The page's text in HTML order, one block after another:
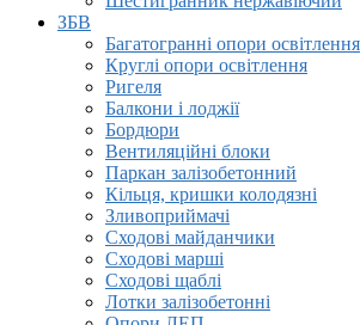
ЗБВ
Багатогранні опори освітлення
Круглі опори освітлення
Ригеля
Балкони і лоджії
Бордюри
Вентиляційні блоки
Паркан залізобетонний
Кільця, кришки колодязні
Зливоприймачі
Сходові майданчики
Сходові марші
Сходові щаблі
Лотки залізобетонні